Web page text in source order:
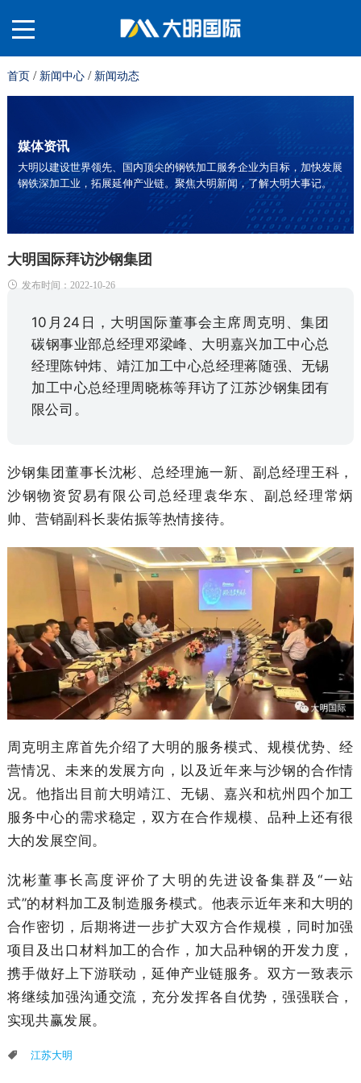
关
们
平
务
服
关
首页/ 新闻中心/ 新闻动态
媒体资讯
大明以建设世界领先、国内顶尖的钢铁加工服务企业为目标，加快发展
钢铁深加工业，拓展延伸产业链。聚焦大明新闻，了解大明大事记。
大明国际拜访沙钢集团
发布时间：2022-10-26
10月24日，大明国际董事会主席周克明、集团
碳钢事业部总经理邓梁峰、 大明嘉兴加工中心总
经理陈钟炜、靖江加工中心总经理蒋随强、无锡
加工中心总经理周晓栋等拜访了江苏沙钢集团有
限公司。
沙钢集团董事长沈彬、总经理施一新、副总经理王科，
沙钢物资贸易有限公司总经理袁华东、副总经理常炳
帅、营销副科长裴佑振等热情接待。
周克明主席首先介绍了大明的服务模式、规模优势、经
营情况、未来的发展方向 ， 以及近年来与沙钢的合作情
况。 他指出 目前大明靖江、无锡、嘉兴和杭州 四个加工
服务中心的需求稳定，双方在合作规模、品种上还有很
大的发展空间。
沈彬董事长高度评价了大明的先进设备集群及“一站
式”的材料加工及制造服务模式。他表示近年来和大明的
合作密切，后期将进一步扩大双方合作规模，同时加强
项目及出口材料加工的合作，加大品种钢的开发力度，
携手做好上下游联动，延伸产业链服务。 双方一致表示
将继续加强沟通交流，充分发挥各自优势，强强联合 ，
实现共赢发展。
江苏大明